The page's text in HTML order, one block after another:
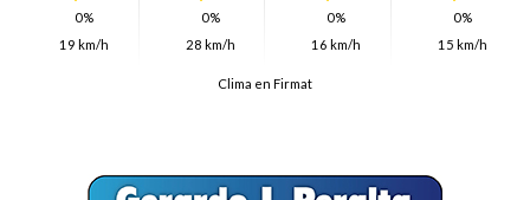
0%
19 km/h
0%
28 km/h
0%
16 km/h
0%
15 km/h
Clima en Firmat